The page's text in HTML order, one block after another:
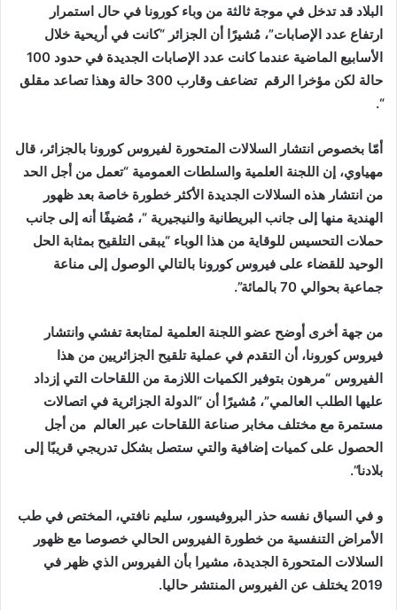
البلاد قد تدخل في موجة ثالثة من وباء كورونا في حال استمرار
ارتفاع عدد الإصابات”، مُشيرًا أن الجزائر “كانت في أريحية خلال
الأسابيع الماضية عندما كانت عدد الإصابات الجديدة في حدود 100
حالة لكن مؤخرا الرقم تضاعف وقارب 300 حالة وهذا تصاعد مقلق
“.
أمّا بخصوص انتشار السلالات المتحورة لفيروس كورونا بالجزائر، قال
مهياوي، إن اللجنة العلمية والسلطات العمومية “تعمل من أجل الحد
من انتشار هذه السلالات الجديدة الأكثر خطورة خاصة بعد ظهور
الهندية منها إلى جانب البريطانية والنيجيرية “، مُضيفًا أنه إلى جانب
حملات التحسيس للوقاية من هذا الوباء “يبقى التلقيح بمثابة الحل
الوحيد للقضاء على فيروس كورونا بالتالي الوصول إلى مناعة
جماعية بحوالي 70 بالمائة”.
من جهة أخرى أوضح عضو اللجنة العلمية لمتابعة تفشي وانتشار
فيروس كورونا، أن التقدم في عملية تلقيح الجزائريين من هذا
الفيروس “مرهون بتوفير الكميات اللازمة من اللقاحات التي إزداد
عليها الطلب العالمي”، مُشيرًا أن “الدولة الجزائرية في اتصالات
مستمرة مع مختلف مخابر صناعة اللقاحات عبر العالم من أجل
الحصول على كميات إضافية والتي ستصل بشكل تدريجي قريبًا إلى
بلادنا”.
و في السياق نفسه حذر البروفيسور، سليم نافتي، المختص في طب
الأمراض التنفسية من خطورة الفيروس الحالي خصوصا مع ظهور
السلالات المتحورة الجديدة، مشيرا بأن الفيروس الذي ظهر في
2019 يختلف عن الفيروس المنتشر حاليا.